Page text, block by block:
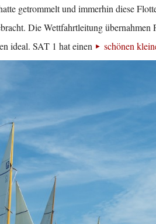
getrommelt und immerhin diese
Die Wettfahrtleitung
ideal. SAT 1 hat einen
schönen